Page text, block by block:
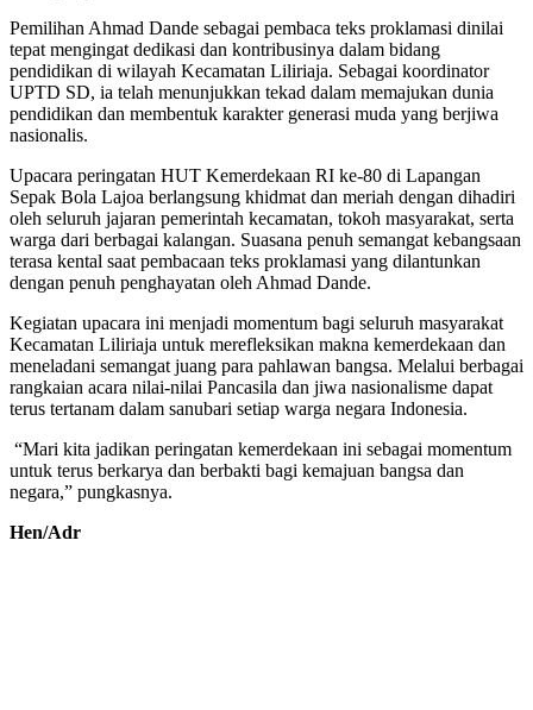
Pemilihan Ahmad Dande sebagai pembaca teks proklamasi dinilai
tepat mengingat dedikasi dan kontribusinya dalam bidang
pendidikan di wilayah Kecamatan Liliriaja. Sebagai koordinator
UPTD SD, ia telah menunjukkan tekad dalam memajukan dunia
pendidikan dan membentuk karakter generasi muda yang berjiwa
nasionalis.
Upacara peringatan HUT Kemerdekaan RI ke-80 di Lapangan
Sepak Bola Lajoa berlangsung khidmat dan meriah dengan dihadiri
oleh seluruh jajaran pemerintah kecamatan, tokoh masyarakat, serta
warga dari berbagai kalangan. Suasana penuh semangat kebangsaan
terasa kental saat pembacaan teks proklamasi yang dilantunkan
dengan penuh penghayatan oleh Ahmad Dande.
Kegiatan upacara ini menjadi momentum bagi seluruh masyarakat
Kecamatan Liliriaja untuk merefleksikan makna kemerdekaan dan
meneladani semangat juang para pahlawan bangsa. Melalui berbagai
rangkaian acara nilai-nilai Pancasila dan jiwa nasionalisme dapat
terus tertanam dalam sanubari setiap warga negara Indonesia.
“Mari kita jadikan peringatan kemerdekaan ini sebagai momentum
untuk terus berkarya dan berbakti bagi kemajuan bangsa dan
negara,” pungkasnya.
Hen/Adr